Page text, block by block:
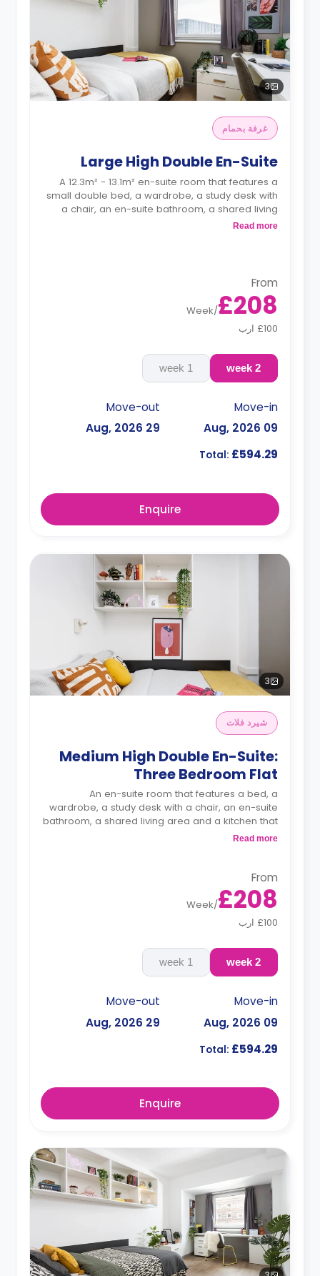
3
غرفة بحمام
Large High Double En-Suite
A 12.3m² - 13.1m² en-suite room that features a
small double bed, a wardrobe, a study desk with
a chair, an en-suite bathroom, a shared living
area and a kitchen that has a fridge and a
Read more
From
£208
/
Week
£100 ارب
2 week
1 week
Move-in
09 Aug, 2026
Move-out
29 Aug, 2026
Total: £594.29
Enquire
3
شيرد فلات
Medium High Double En-Suite:
Three Bedroom Flat
An en-suite room that features a bed, a
wardrobe, a study desk with a chair, an en-suite
bathroom, a shared living area and a kitchen that
has a fridge and a microwave.
Read more
From
£208
/
Week
£100 ارب
2 week
1 week
Move-in
09 Aug, 2026
Move-out
29 Aug, 2026
Total: £594.29
Enquire